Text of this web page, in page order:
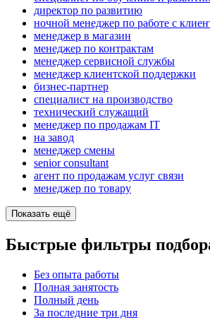
директор по развитию
ночной менеджер по работе с
менеджер в магазин
менеджер по контрактам
менеджер сервисной службы
менеджер клиентской поддержки
бизнес-партнер
специалист на производство
технический служащий
менеджер по продажам IT
на завод
менеджер смены
senior consultant
агент по продажам услуг связи
менеджер по товару
Показать ещё
Быстрые фильтры
Без опыта работы
Полная занятость
Полный день
За последние три дня